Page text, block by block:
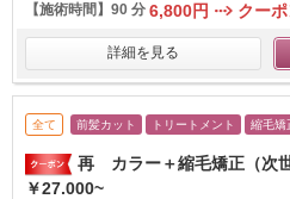
【施術時間】 90 分 6,800円 クー
詳細を見る
全て 前髪カット トリートメント 縮毛矯
再 カラー＋縮毛矯正（次
￥27.000~